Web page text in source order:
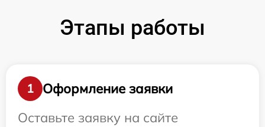
Этапы работы
1
Оформление заявки
Оставьте заявку на сайте